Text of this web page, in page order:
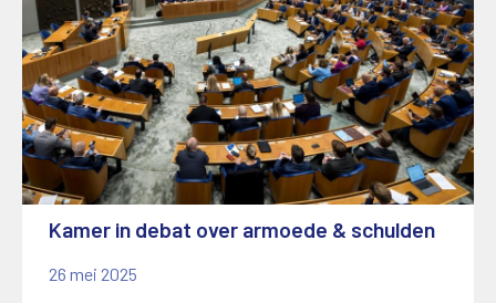
Kamer in debat over armoede & schulden
26 mei 2025